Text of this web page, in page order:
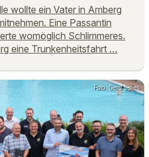
wollte ein Vater in Amberg
Eine Passantin
womöglich Schlimmeres.
eine Trunkenheitsfahrt …
Foto: Gerd Spies